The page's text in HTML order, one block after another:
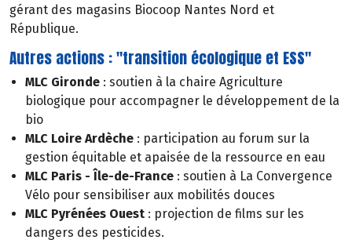
gérant des magasins Biocoop Nantes Nord et
République.
Autres actions : "transition écologique et ESS"
MLC Gironde : soutien à la chaire Agriculture
biologique pour accompagner le développement de la
bio
MLC Loire Ardèche : participation au forum sur la
gestion équitable et apaisée de la ressource en eau
MLC Paris - Île-de-France : soutien à La Convergence
Vélo pour sensibiliser aux mobilités douces
MLC Pyrénées Ouest : projection de films sur les
dangers des pesticides.